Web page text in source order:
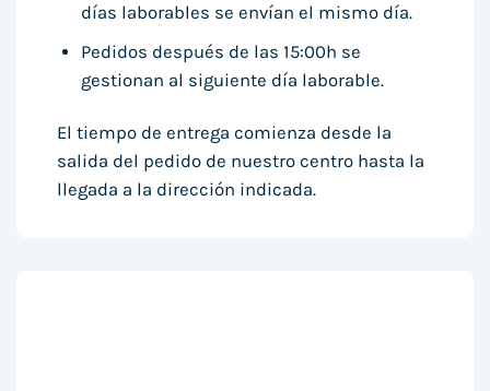
días laborables se envían el mismo día.
Pedidos después de las 15:00h se
gestionan al siguiente día laborable.
El tiempo de entrega comienza desde la
salida del pedido de nuestro centro hasta la
llegada a la dirección indicada.